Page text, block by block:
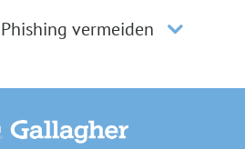
vermeiden